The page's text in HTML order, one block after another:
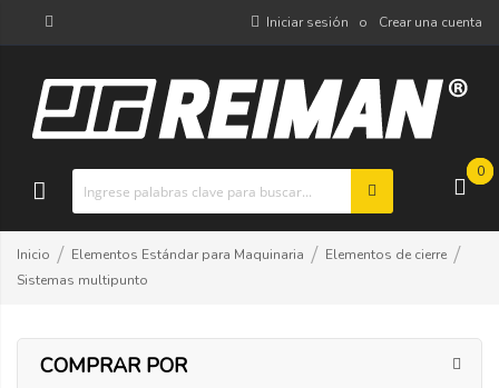
Iniciar sesión Crear una cuenta
0
Inicio Elementos Estándar para Maquinaria
Elementos de cierre
Sistemas multipunto
COMPRAR POR